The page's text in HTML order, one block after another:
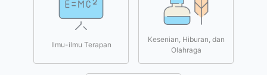
Ilmu-ilmu Terapan
Kesenian, Hiburan, dan
Olahraga